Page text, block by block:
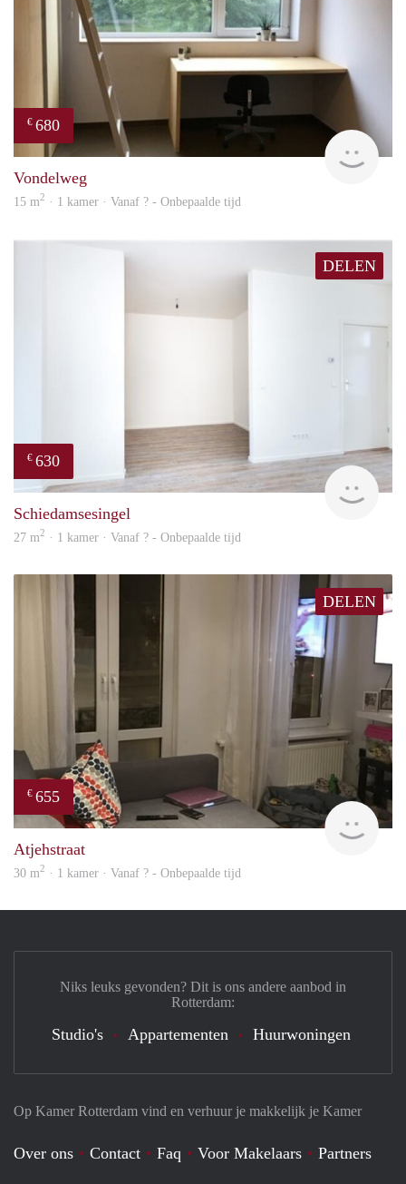
€ 680
Vondelweg
15 m2 · 1 kamer · Vanaf ? - Onbepaalde tijd
DELEN
€ 630
Schiedamsesingel
27 m2 · 1 kamer · Vanaf ? - Onbepaalde tijd
DELEN
€ 655
Atjehstraat
30 m2 · 1 kamer · Vanaf ? - Onbepaalde tijd
Op Kamer Rotterdam vind en verhuur je makkelijk je Kamer
Over ons Contact Faq Voor Makelaars
Partners
Niks leuks gevonden? Dit is ons andere aanbod in
Rotterdam:
Studio's Appartementen Huurwoningen